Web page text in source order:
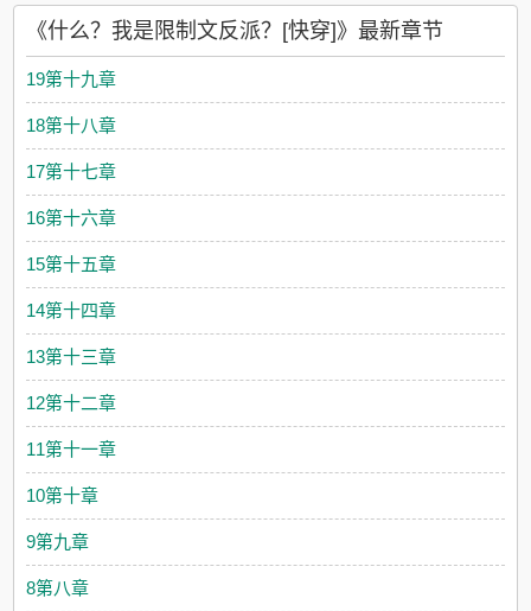
《什么？我是限制文反派？[快穿]》最新章节
19第十九章
18第十八章
17第十七章
16第十六章
15第十五章
14第十四章
13第十三章
12第十二章
11第十一章
10第十章
9第九章
8第八章